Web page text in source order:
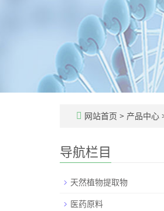
网站首页 > 产品中心
导航栏目
天然植物提取物
医药原料